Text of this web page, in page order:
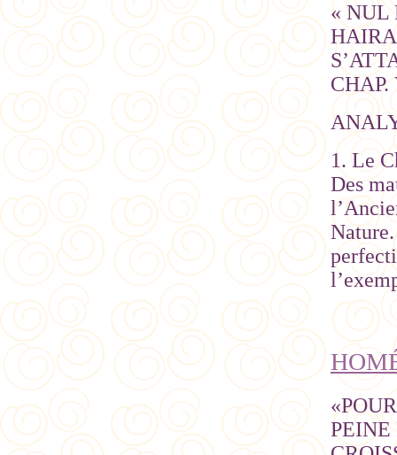
« NUL
CHAP.
1. Le
Des